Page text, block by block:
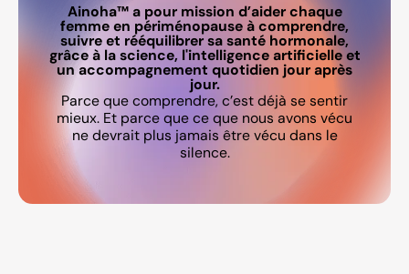
Ainoha™ a pour mission d’aider chaque
femme en périménopause à comprendre,
suivre et rééquilibrer sa santé hormonale,
grâce à la science, l'intelligence artificielle et
un accompagnement quotidien jour après
jour.
Parce que comprendre, c’est déjà se sentir
mieux. Et parce que ce que nous avons vécu
ne devrait plus jamais être vécu dans le
silence.